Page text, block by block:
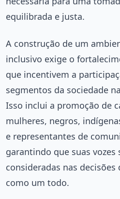
equilibrada e justa.
A construção de um
inclusivo exige o
que incentivem a
segmentos da sociedade
Isso inclui a promoção de
mulheres, negros,
e representantes de
garantindo que suas vozes
consideradas nas
como um todo.